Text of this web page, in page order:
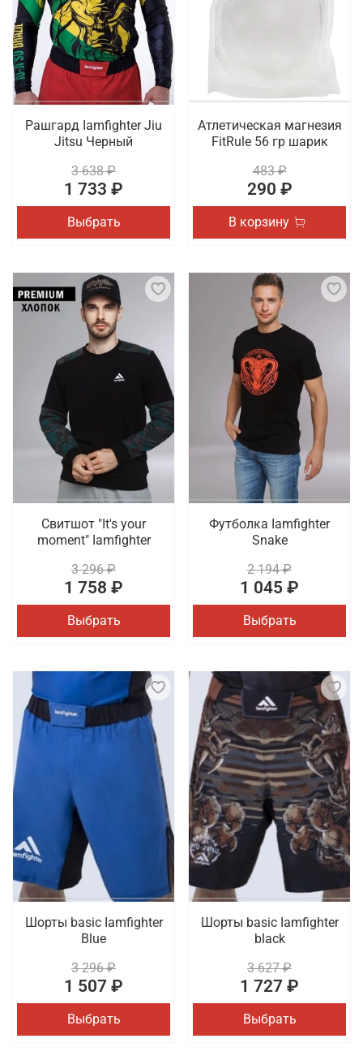
Рашгард Iamfighter Jiu
Jitsu Черный
3 638 ₽
1 733 ₽
Выбрать
Атлетическая магнезия
FitRule 56 гр шарик
483 ₽
290 ₽
В корзину
Свитшот "It's your
moment" Iamfighter
3 296 ₽
1 758 ₽
Выбрать
Футболка Iamfighter
Snake
2 194 ₽
1 045 ₽
Выбрать
Шорты basic Iamfighter
Blue
3 296 ₽
1 507 ₽
Выбрать
Шорты basic Iamfighter
black
3 627 ₽
1 727 ₽
Выбрать